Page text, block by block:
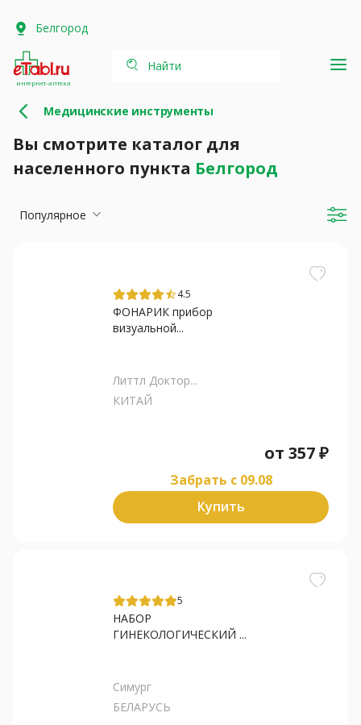
Белгород
интернет-аптека
Найти
Медицинские инструменты
Вы смотрите каталог для
населенного пункта Белгород
Популярное
star_half4.5
ФОНАРИК прибор
визуальной...
Литтл Доктор...
КИТАЙ
от 357₽
Забрать c 09.08
Купить
5
НАБОР
ГИНЕКОЛОГИЧЕСКИЙ ...
Симург
БЕЛАРУСЬ